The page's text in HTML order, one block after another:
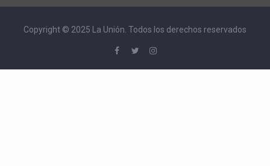
Copyright © 2025 La Unión. Todos los derechos reservados